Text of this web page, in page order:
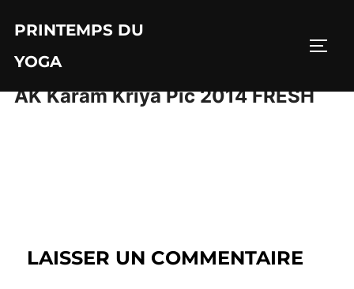
contenu
PRINTEMPS DU
YOGA
AK Karam Kriya Pic 2014 FRESH
LAISSER UN COMMENTAIRE